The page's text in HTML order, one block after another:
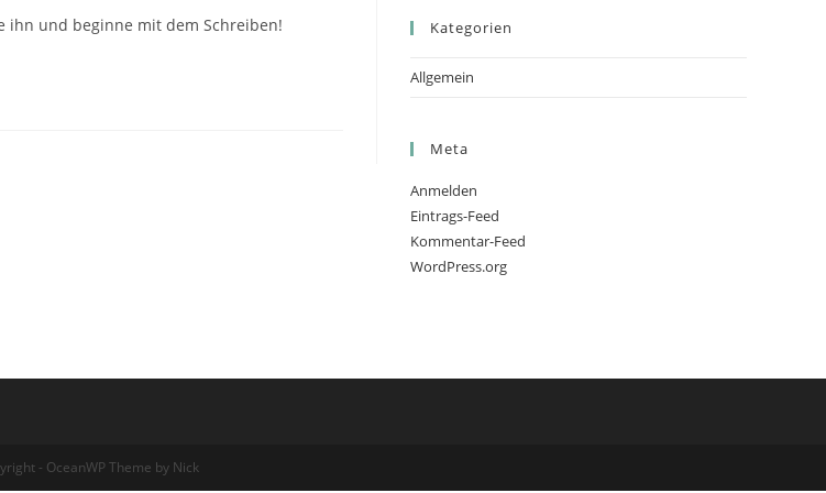
ihn und beginne mit dem Schreiben! Kategorien
Allgemein
Meta
Anmelden
Eintrags-Feed
Kommentar-Feed
WordPress.org
- OceanWP Theme by Nick